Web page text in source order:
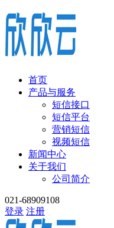
首页
产品与服务
短信接口
短信平台
营销短信
视频短信
新闻中心
关于我们
公司简介
021-68909108
登录 注册